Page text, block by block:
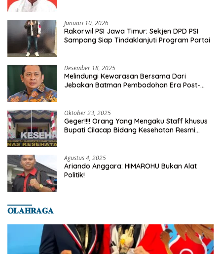
Januari 10, 2026
Rakorwil PSI Jawa Timur: Sekjen DPD PSI
Sampang Siap Tindaklanjuti Program Partai
Desember 18, 2025
Melindungi Kewarasan Bersama Dari
Jebakan Batman Pembodohan Era Post-
Oktober 23, 2025
Geger!!!! Orang Yang Mengaku Staff khusus
Bupati Cilacap Bidang Kesehatan Resmi
Agustus 4, 2025
Ariando Anggara: HIMAROHU Bukan Alat
Politik!
𝐎𝐋𝐀𝐇𝐑𝐀𝐆𝐀